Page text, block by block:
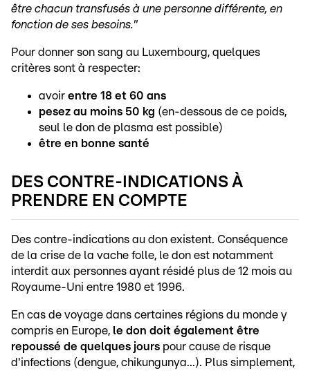
être chacun transfusés à une personne différente, en
fonction de ses besoins."
Pour donner son sang au Luxembourg, quelques
critères sont à respecter:
avoir entre 18 et 60 ans
pesez au moins 50 kg (en-dessous de ce poids,
seul le don de plasma est possible)
être en bonne santé
DES CONTRE-INDICATIONS À
PRENDRE EN COMPTE
Des contre-indications au don existent. Conséquence
de la crise de la vache folle, le don est notamment
interdit aux personnes ayant résidé plus de 12 mois au
Royaume-Uni entre 1980 et 1996.
En cas de voyage dans certaines régions du monde y
compris en Europe, le don doit également être
repoussé de quelques jours pour cause de risque
d'infections (dengue, chikungunya...). Plus simplement,